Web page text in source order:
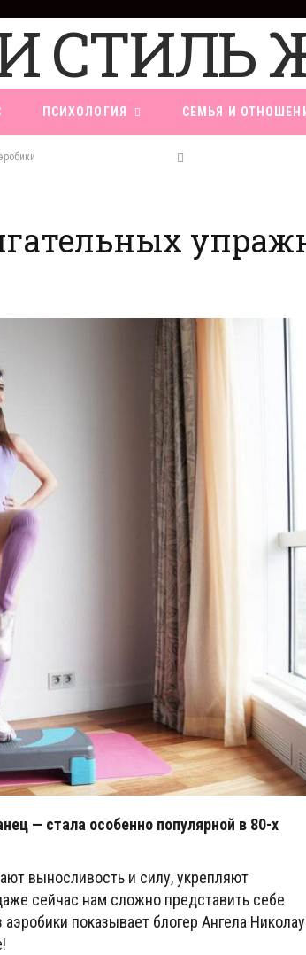
ПСИХОЛОГИЯ СЕМЬЯ И
— стала особенно популярной в 80-х
выносливость и силу, укрепляют
сейчас нам сложно представить себе
показывает блогер Ангела